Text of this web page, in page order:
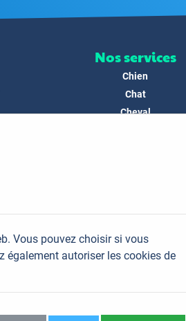
Nos services
Chien
Chat
Cheval
FAQ
Contact
Vous pouvez choisir si vous
également autoriser les cookies de